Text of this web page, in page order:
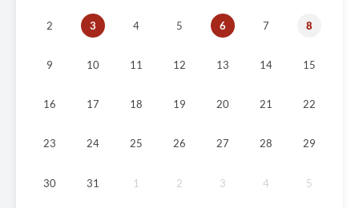
2 3 4 5 6 7 8
9 10 11 12 13 14 15
16 17 18 19 20 21 22
23 24 25 26 27 28 29
30 31 1 2 3 4 5